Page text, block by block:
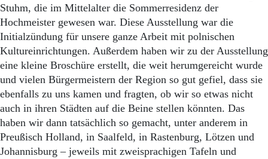
Stuhm, die im Mittelalter die Sommerresidenz der
Hochmeister gewesen war. Diese Ausstellung war die
Initialzündung für unsere ganze Arbeit mit polnischen
Kultureinrichtungen. Außerdem haben wir zu der Ausstellung
eine kleine Broschüre erstellt, die weit herumgereicht wurde
und vielen Bürgermeistern der Region so gut gefiel, dass sie
ebenfalls zu uns kamen und fragten, ob wir so etwas nicht
auch in ihren Städten auf die Beine stellen könnten. Das
haben wir dann tatsächlich so gemacht, unter anderem in
Preußisch Holland, in Saalfeld, in Rastenburg, Lötzen und
Johannisburg – jeweils mit zweisprachigen Tafeln und